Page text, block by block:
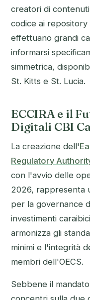
creatori di
codice ai
effettuano grandi
informarsi
simmetrica,
St. Kitts e St. Lucia.
ECCIRA e il
Digitali CBI
La creazione dell'
Regulatory
con l'avvio delle
2026, rappresenta
per la governance
investimenti
armonizza gli
minimi e l'integrità
membri dell'OECS.
Sebbene il